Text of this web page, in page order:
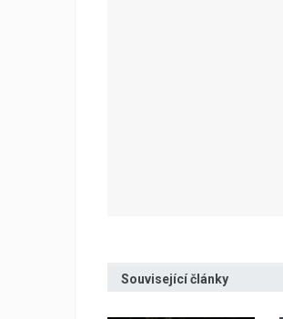
Související články